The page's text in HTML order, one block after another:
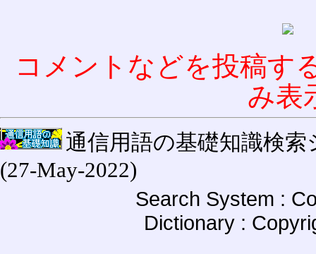
コメントなどを投稿す
み表
通信用語の基礎知識検索
(27-May-2022)
Search System :
Dictionary :